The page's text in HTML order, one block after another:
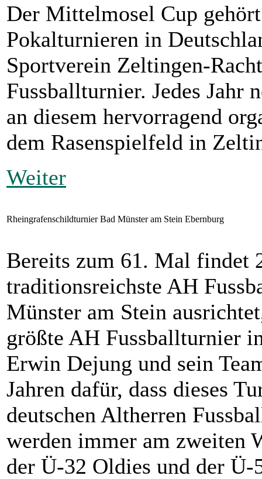
Der Mittelmosel Cup
Pokalturnieren in
Sportverein Zeltingen-
Fussballturnier. Jedes Jahr
an diesem hervorragend
dem Rasenspielfeld in
Weiter
Rheingrafenschildturnier Bad Münster am Stein Ebernburg
Bereits zum 61. Mal findet
traditionsreichste AH
Münster am Stein
größte AH Fussballturnier
Erwin Dejung und sein
Jahren dafür, dass dieses
deutschen Altherren
werden immer am zweiten
der Ü-32 Oldies und der